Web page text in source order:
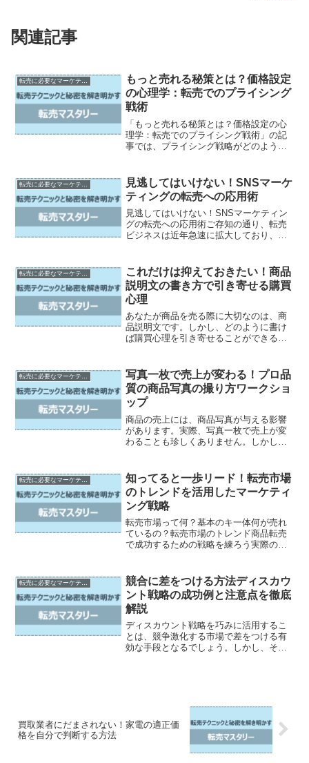
関連記事
転売に必要なマーケティング知識
もっと売れる秘策とは？価格設定
の心理学：転売でのプライシング
戦術
「もっと売れる秘策とは？価格設定の心
理学：転売でのプライシング戦術」の記
事では、プライシング戦略がどのような
せ方について解説します。転売市場にお
いては、商品の価格設定がビ...
見逃してはいけない！SNSマーケ
ティングの転売への応用術
見逃してはいけない！SNSマーケティン
グの転売への応用術ご存知の通り、転売
ビジネスは近年急速に拡大しており、そ
ビジネスを展開していくか、初心者にと
っては分かりにくいもの...
転売に必要なマーケティング知識
これだけは抑えておきたい！商品
説明文の書き方で引き寄せる購買
心理
あなたが商品を売る際に大切なのは、商
品説明文です。しかし、どのように書け
ば購買心理を引き寄せることができるの
方、心理を操るキャッチコピーのつけ
方、信頼感を作る方法、そして...
転売に必要なマーケティング知識
写真一枚で売上が変わる！プロ品
質の商品写真の撮り方ワークショ
ップ
商品の売上には、商品写真が与える影響
があります。実際、写真一枚で売上が変
わることも珍しくありません。しかし、
この記事では商品写真の撮り方について
詳しく解説します。初心者...
知ってると一歩リード！転売市場
のトレンドを活用したマーケティ
ング戦略
転売市場って何？基本のキ一体何が売れ
ているの？転売市場のトレンド商品転売
で成功するための戦略を練ろう実際のマ
ってると一歩リード！転売市場のトレン
ドを活用したマーケティン...
転売に必要なマーケティング知識
競合に差をつける方法ディスカウ
ント戦略の成功例と注意点を徹底
解説
ディスカウント戦略を巧みに活用するこ
とは、競争激化する市場で差をつける有
効な手段となるでしょう。しかし、その
買取業者にだまされない！家電の適正価
格を自分で判断する方法